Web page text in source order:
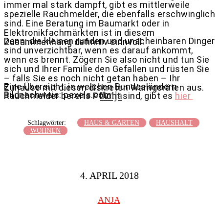
immer mal stark dampft, gibt es mittlerweile
spezielle Rauchmelder, die ebenfalls erschwinglich
sind. Eine Beratung im Baumarkt oder in
Elektronikfachmärkten ist in diesem
Zusammenhang definitiv sinnvoll.
Denn: die kleinen runden und unscheinbaren Dinger
sind unverzichtbar, wenn es darauf ankommt,
wenn es brennt. Zögern Sie also nicht und tun Sie
sich und Ihrer Familie den Gefallen und rüsten Sie
– falls Sie es noch nicht getan haben – Ihr
Zuhause mit diesen diskreten Warngeräten aus.
Eine Übersicht, in welchen Bundesländern
Rauchmelder bereits Pflicht sind, gibt es hier
Bildnachweis: pexels.comAnja
Schlagwörter: HAUS & GARTEN
HAUSHALT
WOHNEN
4. APRIL 2018
ANJA